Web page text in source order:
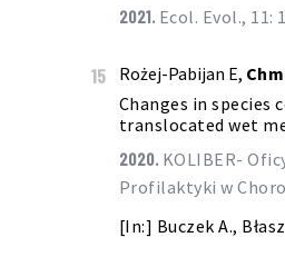
2021. Ecol. Evol., 11:
15 Rożej-Pabijan E,
Changes in species
translocated wet
2020.
Profilaktyki w
[In:] Buczek A.,